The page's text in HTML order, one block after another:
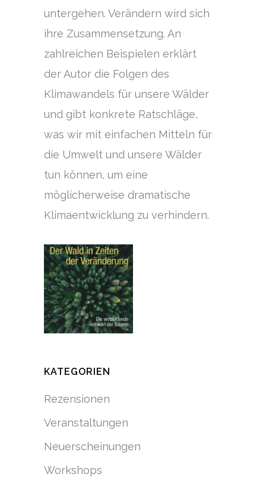
untergehen. Verändern wird sich
ihre Zusammensetzung. An
zahlreichen Beispielen erklärt
der Autor die Folgen des
Klimawandels für unsere Wälder
und gibt konkrete Ratschläge,
was wir mit einfachen Mitteln für
die Umwelt und unsere Wälder
tun können, um eine
möglicherweise dramatische
Klimaentwicklung zu verhindern.
KATEGORIEN
Rezensionen
Veranstaltungen
Neuerscheinungen
Workshops